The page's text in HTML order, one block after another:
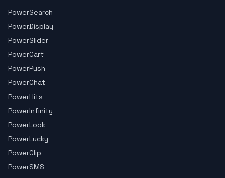
PowerSearch
PowerDisplay
PowerSlider
PowerCart
PowerPush
PowerChat
PowerHits
PowerInfinity
PowerLook
PowerLucky
PowerClip
PowerSMS